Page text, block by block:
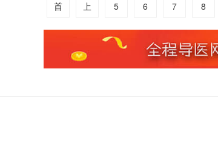
首 上 5 6 7 8